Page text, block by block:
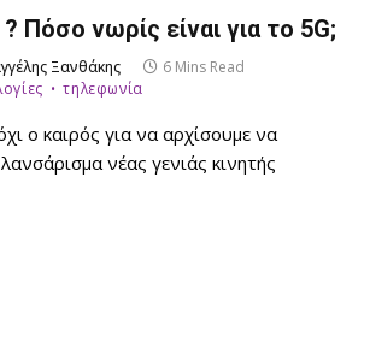
Πόσο νωρίς είναι για το 5G;
Ξανθάκης
6 Mins Read
τηλεφωνία
o καιρός για να αρχίσουμε να
νέας γενιάς κινητής